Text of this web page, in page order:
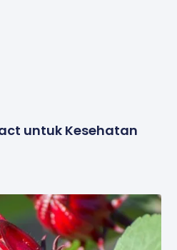
untuk Kesehatan